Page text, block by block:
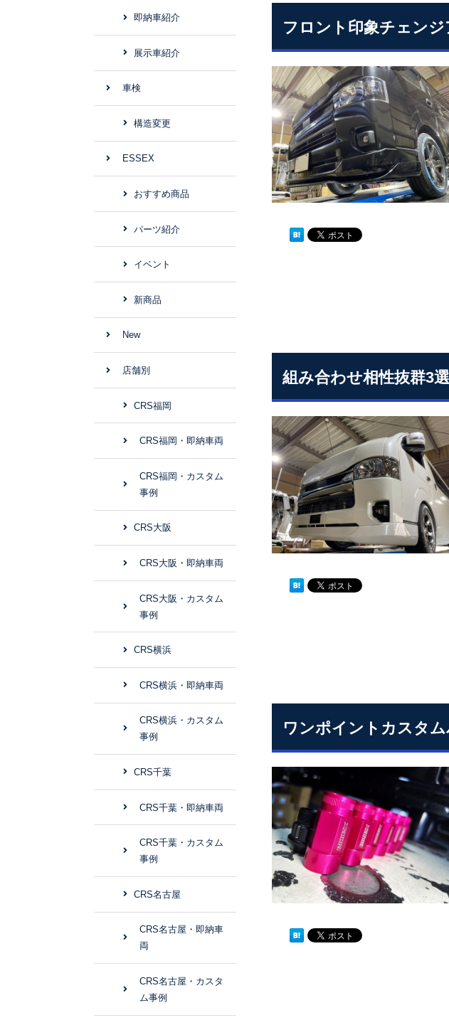
フロント印象チェンジ
組み合わせ相性抜群3選
ワンポイントカスタム
即納車紹介
展示車紹介
車検
構造変更
ESSEX
おすすめ商品
パーツ紹介
イベント
新商品
New
店舗別
CRS福岡
CRS福岡・即納車両
CRS福岡・カスタム
事例
CRS大阪
CRS大阪・即納車両
CRS大阪・カスタム
事例
CRS横浜
CRS横浜・即納車両
CRS横浜・カスタム
事例
CRS千葉
CRS千葉・即納車両
CRS千葉・カスタム
事例
CRS名古屋
CRS名古屋・即納車
両
CRS名古屋・カスタ
ム事例